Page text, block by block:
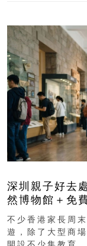
深圳親子好去
然博物館＋免
齡、交通、門
不少香港家長周
遊，除了大型商